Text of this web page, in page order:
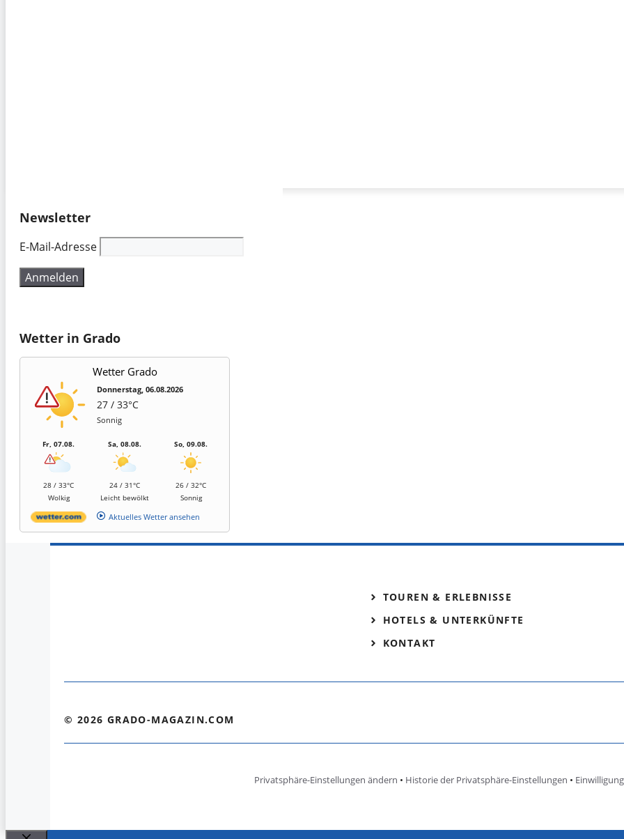
Newsletter
E-Mail-Adresse
Wetter in Grado
Wetter Grado
Donnerstag, 06.08.2026
27 / 33°C
Sonnig
Fr, 07.08.
28 / 33°C
Wolkig
Sa, 08.08.
24 / 31°C
Leicht bewölkt
So, 09.08.
26 / 32°C
Sonnig
Aktuelles Wetter ansehen
TOUREN & ERLEBNISSE
HOTELS & UNTERKÜNFTE
KONTAKT
© 2026 GRADO-MAGAZIN.COM
Privatsphäre-Einstellungen ändern • Historie der Privatsphäre-Einstellungen •